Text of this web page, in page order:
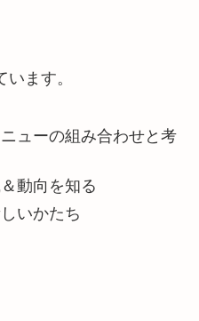
ます。
ューの組み合わせと考
動向を知る
いかたち